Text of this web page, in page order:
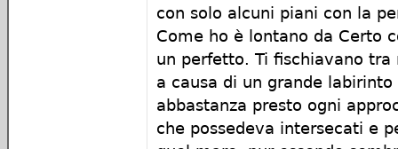
con solo alcuni piani con la
Come ho è lontano da Certo
un perfetto. Ti fischiavano
a causa di un grande
abbastanza presto ogni
che possedeva intersecati e